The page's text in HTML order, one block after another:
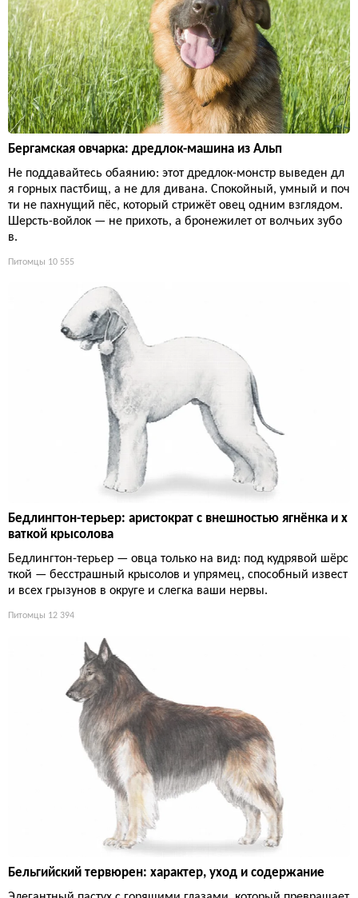
Бергамская овчарка: дредлок-машина из Альп
Не поддавайтесь обаянию: этот дредлок-монстр выведен дл
я горных пастбищ, а не для дивана. Спокойный, умный и поч
ти не пахнущий пёс, который стрижёт овец одним взглядом.
Шерсть-войлок — не прихоть, а бронежилет от волчьих зубо
в.
Питомцы 10 555
Бедлингтон-терьер: аристократ с внешностью ягнёнка и х
ваткой крысолова
Бедлингтон-терьер — овца только на вид: под кудрявой шёрс
ткой — бесстрашный крысолов и упрямец, способный извест
и всех грызунов в округе и слегка ваши нервы.
Питомцы 12 394
Бельгийский тервюрен: характер, уход и содержание